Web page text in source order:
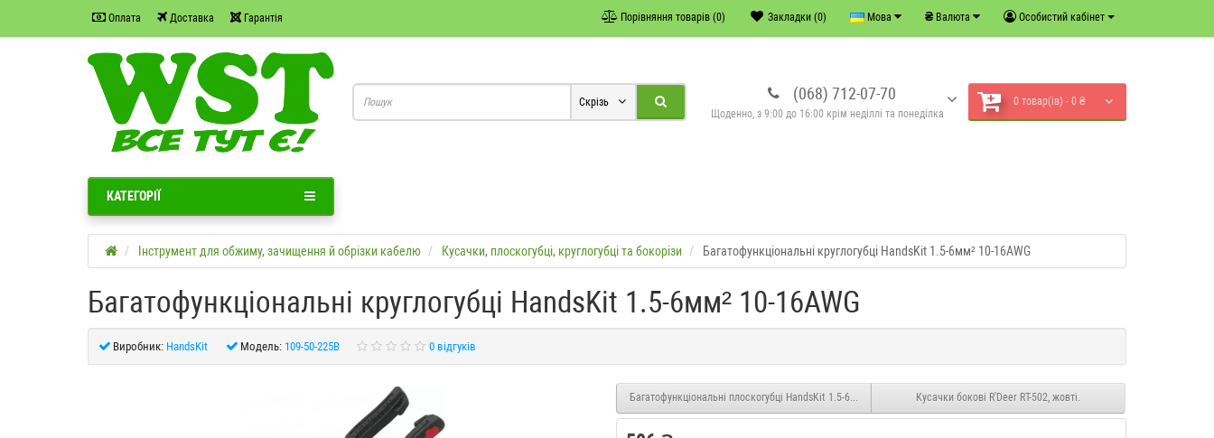
Оплата Доставка Гарантія Особистий кабінет
₴ Валюта
Мова
Закладки (0)
Порівняння товарів (0)
(068) 712-07-70
Щоденно, з 9:00 до 16:00 крім неділлі та понеділка
0 товар(ів) - 0 ₴
Скрізь
КАТЕГОРІЇ
Інструмент для обжиму, зачищення й обрізки кабелю Кусачки, плоскогубці, круглогубці та бокорізи Багатофункціональні круглогубці HandsKit 1.5-6мм² 10-16AWG
Багатофункціональні круглогубці HandsKit 1.5-6мм² 10-16AWG
Виробник: HandsKit Модель: 109-50-225B 0 відгуків
Багатофункціональні плоскогубці HandsKit 1.5-6мм² 10-16AWG Кусачки бокові R'Deer RT-502, жовті.